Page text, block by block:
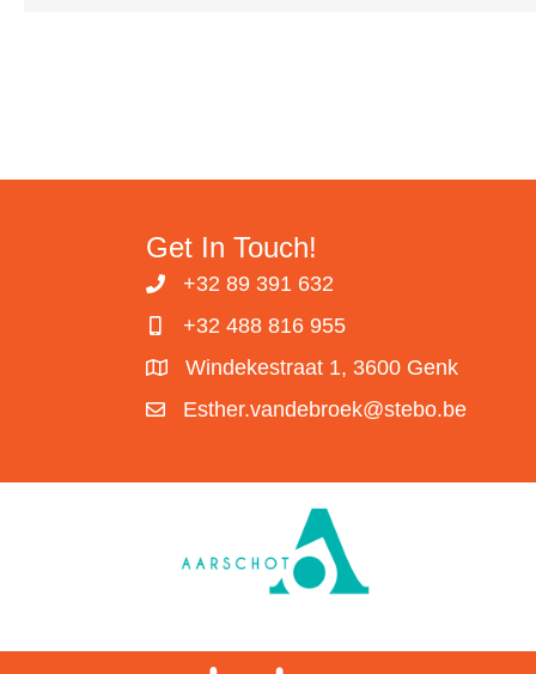
Get In Touch!
+32 89 391 632
+32 488 816 955
Windekestraat 1, 3600 Genk
Esther.vandebroek@stebo.be